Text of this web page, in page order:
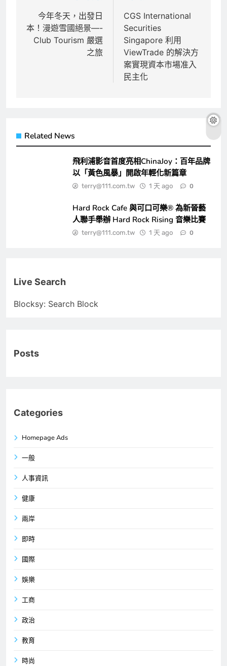
導
今年冬天，出發日
本！漫遊雪國絕景—-
Club Tourism 嚴選
之旅
CGS International
Securities
Singapore 利用
ViewTrade 的解決方
案實現資本市場准入
民主化
Related News
飛利浦影音首度亮相ChinaJoy：百年品牌
以「黃色風暴」開啟年輕化新篇章
terry@111.com.tw 1 天 ago 0
Hard Rock Cafe 與可口可樂® 為新晉藝
人聯手舉辦 Hard Rock Rising 音樂比賽
terry@111.com.tw 1 天 ago 0
Live Search
Blocksy: Search Block
Posts
Categories
Homepage Ads
一般
人事資訊
健康
兩岸
即時
國際
娛樂
工商
政治
教育
時尚